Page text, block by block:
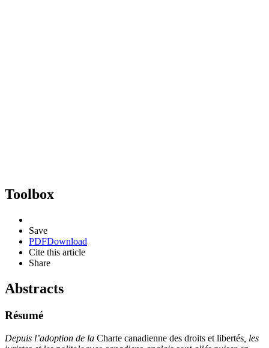
Toolbox
Save
PDFDownload
Cite this article
Share
Abstracts
Résumé
Depuis l’adoption de la Charte canadienne des droits et libertés , les